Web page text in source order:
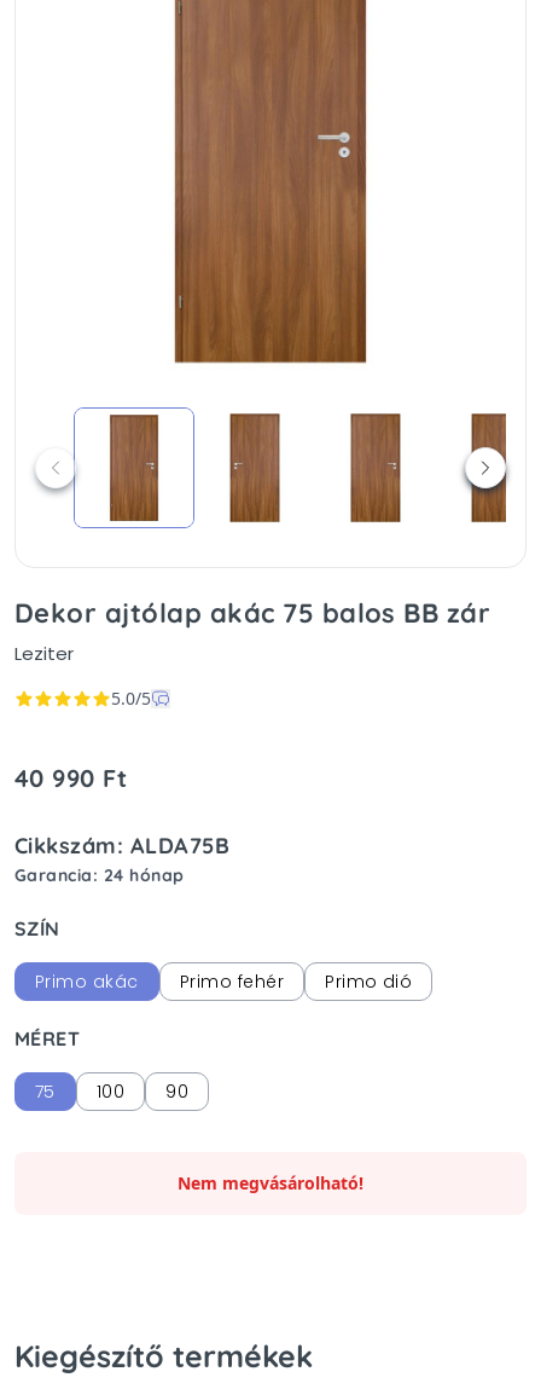
Dekor ajtólap akác 75 balos BB zár
Leziter
5.0/5
40 990 Ft
Cikkszám: ALDA75B
Garancia: 24 hónap
SZÍN
Primo akác Primo fehér Primo dió
MÉRET
75 100 90
Nem megvásárolható!
Kiegészítő termékek